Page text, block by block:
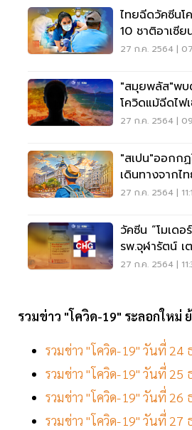
ไทยฉีดวัคซีนโ
10 ชาติอาเซี
โดส
27 ก.ค. 2564 |
"สมุยพลัส"พบ
โควิดแม้ฉีดไฟ
27 ก.ค. 2564 |
"สเปน"ออกก
เดินทางจากไ
ยกเว้น6กลุ่ม
27 ก.ค. 2564 |
วัคซีน “โมเดอ
รพ.จุฬารัตน์ เ
โควตาน้อย
27 ก.ค. 2564 |
รวมข่าว "โควิด-19" ระลอกใหม่
รวมข่าว "โควิด-19" วันที่ 24
รวมข่าว "โควิด-19" วันที่ 25
รวมข่าว "โควิด-19" วันที่ 26
รวมข่าว "โควิด-19" วันที่ 27